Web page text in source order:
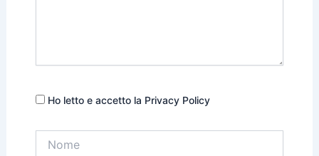
Ho letto e accetto la Privacy Policy